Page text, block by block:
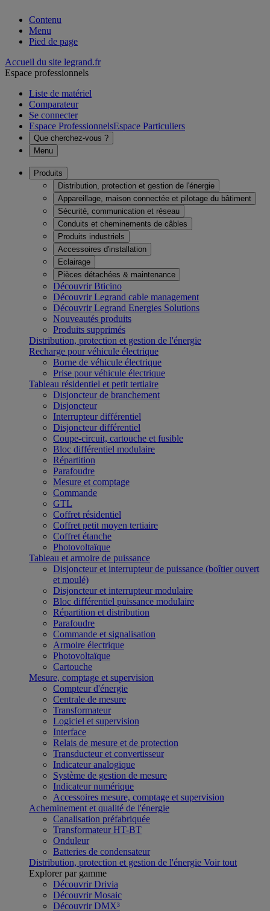
Contenu
Menu
Pied de page
Accueil du site legrand.fr
Espace professionnels
Liste de matériel
Comparateur
Se connecter
Espace ProfessionnelsEspace Particuliers
Que cherchez-vous ?
Menu
Produits
Distribution, protection et gestion de l'énergie
Appareillage, maison connectée et pilotage du bâtiment
Sécurité, communication et réseau
Conduits et cheminements de câbles
Produits industriels
Accessoires d'installation
Eclairage
Pièces détachées & maintenance
Découvrir Bticino
Découvrir Legrand cable management
Découvrir Legrand Energies Solutions
Nouveautés produits
Produits supprimés
Distribution, protection et gestion de l'énergie
Recharge pour véhicule électrique
Borne de véhicule électrique
Prise pour véhicule électrique
Tableau résidentiel et petit tertiaire
Disjoncteur de branchement
Disjoncteur
Interrupteur différentiel
Disjoncteur différentiel
Coupe-circuit, cartouche et fusible
Bloc différentiel modulaire
Répartition
Parafoudre
Mesure et comptage
Commande
GTL
Coffret résidentiel
Coffret petit moyen tertiaire
Coffret étanche
Photovoltaïque
Tableau et armoire de puissance
Disjoncteur et interrupteur de puissance (boîtier ouvert
et moulé)
Disjoncteur et interrupteur modulaire
Bloc différentiel puissance modulaire
Répartition et distribution
Parafoudre
Commande et signalisation
Armoire électrique
Photovoltaïque
Cartouche
Mesure, comptage et supervision
Compteur d'énergie
Centrale de mesure
Transformateur
Logiciel et supervision
Interface
Relais de mesure et de protection
Transducteur et convertisseur
Indicateur analogique
Système de gestion de mesure
Indicateur numérique
Accessoires mesure, comptage et supervision
Acheminement et qualité de l'énergie
Canalisation préfabriquée
Transformateur HT-BT
Onduleur
Batteries de condensateur
Distribution, protection et gestion de l'énergie Voir tout
Explorer par gamme
Découvrir Drivia
Découvrir Mosaic
Découvrir DMX³